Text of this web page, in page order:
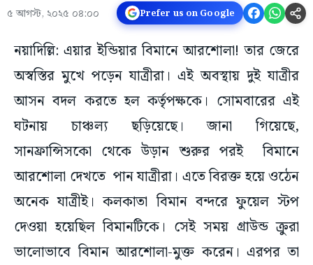
৫ আগস্ট, ২০২৫ ০৪:০০ Prefer us on Google
নয়াদিল্লি: এয়ার ইন্ডিয়ার বিমানে আরশোলা! তার জেরে
অস্বস্তির মুখে পড়েন যাত্রীরা। এই অবস্থায় দুই যাত্রীর
আসন বদল করতে হল কর্তৃপক্ষকে। সোমবারের এই
ঘটনায় চাঞ্চল্য ছড়িয়েছে। জানা গিয়েছে,
সানফ্রান্সিসকো থেকে উড়ান শুরুর পরই বিমানে
আরশোলা দেখতে পান যাত্রীরা। এতে বিরক্ত হয়ে ওঠেন
অনেক যাত্রীই। কলকাতা বিমান বন্দরে ফুয়েল স্টপ
দেওয়া হয়েছিল বিমানটিকে। সেই সময় গ্রাউন্ড ক্রুরা
ভালোভাবে বিমান আরশোলা-মুক্ত করেন। এরপর তা